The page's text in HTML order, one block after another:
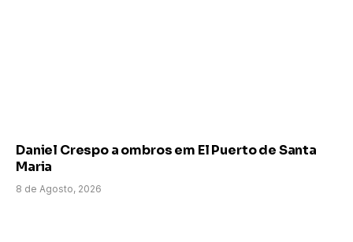
Daniel Crespo a ombros em El Puerto de Santa
Maria
8 de Agosto, 2026